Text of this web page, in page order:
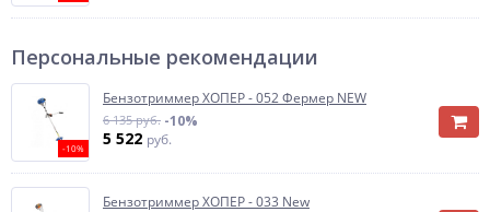
Персональные рекомендации
-10%
Бензотриммер ХОПЕР - 052 Фермер NEW
6 135 руб. -10%
5 522 руб.
Бензотриммер ХОПЕР - 033 New